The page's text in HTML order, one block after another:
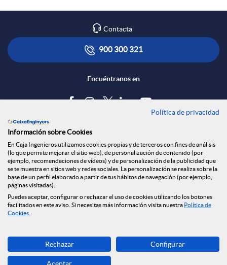
Contacta
900 300 321
Encuéntranos en
Tablón de anuncios
Política de cookies
Aviso legal
Seguridad Online
Privacidad
Canal denuncias
Descarga ahora
Banca MOBILE
Política de privacidad
Información sobre Cookies
En Caja Ingenieros utilizamos cookies propias y de terceros con fines de análisis
(lo que permite mejorar el sitio web), de personalización de contenido (por
ejemplo, recomendaciones de vídeos) y de personalización de la publicidad que
se te muestra en sitios web y redes sociales. La personalización se realiza sobre la
base de un perfil elaborado a partir de tus hábitos de navegación (por ejemplo,
páginas visitadas).
Puedes aceptar, configurar o rechazar el uso de cookies utilizando los botones
facilitados en este aviso. Si necesitas más información visita nuestra Política de
Cookies
Rechazar Configurar